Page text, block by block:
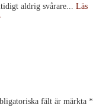
aldrig svårare... Läs
fält är märkta *